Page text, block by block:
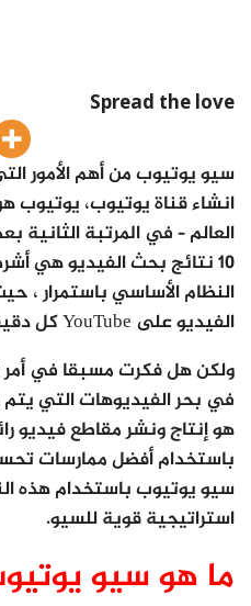
Spread the love
سيو يوتيوب من أهم الأمور
انشاء قناة يوتيوب،
10 نتائج بحث الفيديو هي
الفيديو على YouTube كل دقيقة.
ولكن هل فكرت مسبقا في
في بحر الفيديوهات التي
هو إنتاج ونشر مقاطع فيديو
باستخدام أفضل ممارسات
سيو يوتيوب باستخدام هذه
استراتيجية قوية للسيو.
ما هو سيو